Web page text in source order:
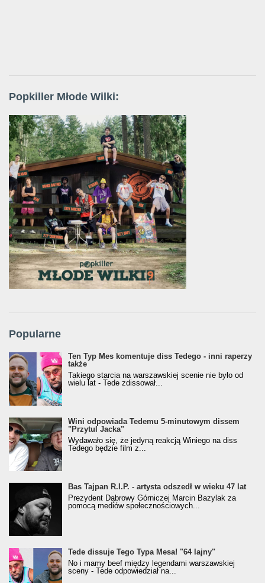
Popkiller Młode Wilki:
Popularne
Ten Typ Mes komentuje diss Tedego - inni raperzy
także
Takiego starcia na warszawskiej scenie nie było od
wielu lat - Tede zdissował...
Wini odpowiada Tedemu 5-minutowym dissem
"Przytul Jacka"
Wydawało się, że jedyną reakcją Winiego na diss
Tedego będzie film z...
Bas Tajpan R.I.P. - artysta odszedł w wieku 47 lat
Prezydent Dąbrowy Górniczej Marcin Bazylak za
pomocą mediów społecznościowych...
Tede dissuje Tego Typa Mesa! "64 lajny"
No i mamy beef między legendami warszawskiej
sceny - Tede odpowiedział na...